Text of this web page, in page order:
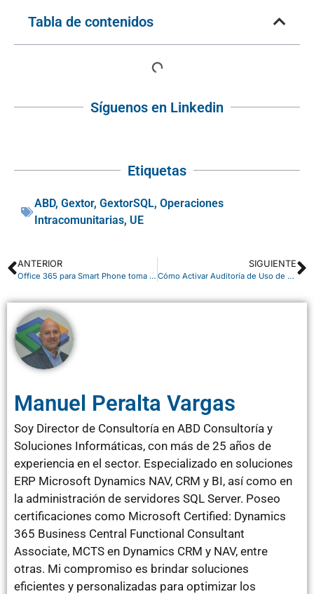
Tabla de contenidos
Síguenos en Linkedin
Etiquetas
ABD, Gextor, GextorSQL, Operaciones
Intracomunitarias, UE
ANTERIOR
Office 365 para Smart Phone toma fuerza
SIGUIENTE
Cómo Activar Auditoría de Uso de Office 365
Manuel Peralta Vargas
Soy Director de Consultoría en ABD Consultoría y
Soluciones Informáticas, con más de 25 años de
experiencia en el sector. Especializado en soluciones
ERP Microsoft Dynamics NAV, CRM y BI, así como en
la administración de servidores SQL Server. Poseo
certificaciones como Microsoft Certified: Dynamics
365 Business Central Functional Consultant
Associate, MCTS en Dynamics CRM y NAV, entre
otras. Mi compromiso es brindar soluciones
eficientes y personalizadas para optimizar los